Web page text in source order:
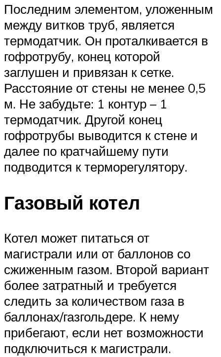
Последним элементом, уложенным
между витков труб, является
термодатчик. Он проталкивается в
гофротрубу, конец которой
заглушен и привязан к сетке.
Расстояние от стены не менее 0,5
м. Не забудьте: 1 контур – 1
термодатчик. Другой конец
гофротрубы выводится к стене и
далее по кратчайшему пути
подводится к терморегулятору.
Газовый котел
Котел может питаться от
магистрали или от баллонов со
сжиженным газом. Второй вариант
более затратный и требуется
следить за количеством газа в
баллонах/газгольдере. К нему
прибегают, если нет возможности
подключиться к магистрали.